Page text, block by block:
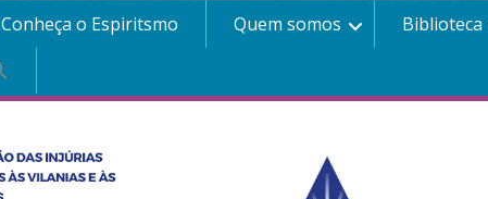
Conheça o Espiritsmo Quem somos Biblioteca